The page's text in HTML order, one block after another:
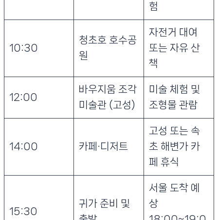
험
10:30
청초호 호수공
원
자전거 대여
또는 자유 산
책
12:00
바우지움 조각
미술관 (고성)
미술 체험 및
조형물 관람
14:00 카페·디저트
고성 또는 속
초 해변가 카
페 휴식
15:30
귀가 준비 및
서울 도착 예
상